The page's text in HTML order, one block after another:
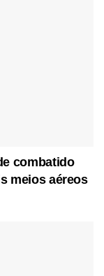
combatido
meios aéreos